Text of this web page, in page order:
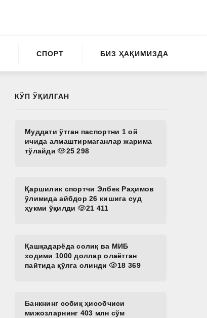
СПОРТ БИЗ ҲАҚИМИЗДА
КЎП ЎҚИЛГАН
Муддати ўтган паспортни 1 ой
ичида алмаштирмаганлар жарима
тўлайди
25 298
Қаршилик спортчи Элбек Раҳимов
ўлимида айбдор 26 кишига суд
ҳукми ўқилди
21 411
Қашқадарёда солиқ ва МИБ
ходими 1000 доллар олаётган
пайтида қўлга олинди
18 369
Банкнинг собиқ ҳисобчиси
мижозларнинг 403 млн сўм